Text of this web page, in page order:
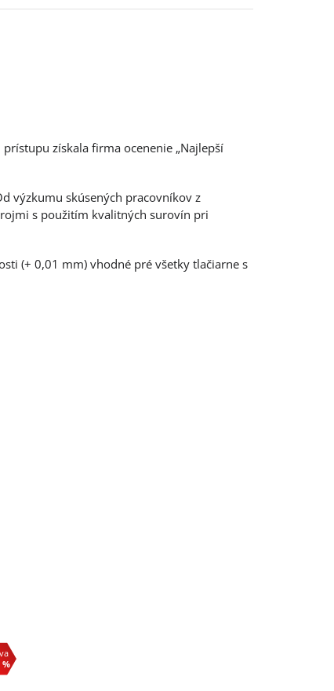
%
získala firma ocenenie „Najlepší
výzkumu skúsených pracovníkov z
s použitím kvalitných surovín pri
(+ 0,01 mm) vhodné pré všetky tlačiarne s